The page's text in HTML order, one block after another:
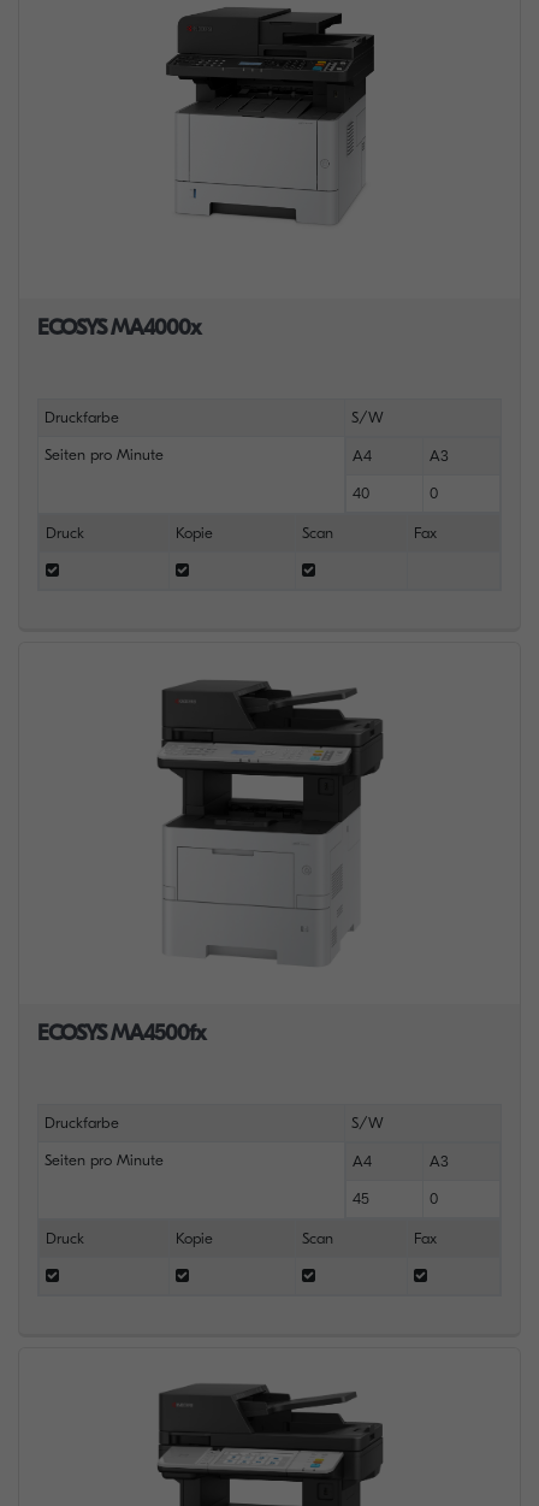
ECOSYS MA4000x
Druckfarbe S/W
Seiten pro Minute A4 A3
40 0
Druck Kopie Scan Fax
ECOSYS MA4500fx
Druckfarbe S/W
Seiten pro Minute A4 A3
45 0
Druck Kopie Scan Fax